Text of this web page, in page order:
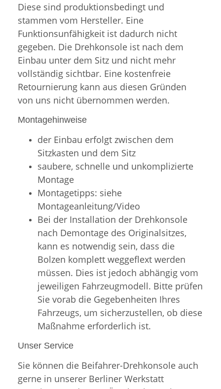
Diese sind produktionsbedingt und
stammen vom Hersteller. Eine
Funktionsunfähigkeit ist dadurch nicht
gegeben. Die Drehkonsole ist nach dem
Einbau unter dem Sitz und nicht mehr
vollständig sichtbar. Eine kostenfreie
Retournierung kann aus diesen Gründen
von uns nicht übernommen werden.
Montagehinweise
der Einbau erfolgt zwischen dem
Sitzkasten und dem Sitz
saubere, schnelle und unkomplizierte
Montage
Montagetipps: siehe
Montageanleitung/Video
Bei der Installation der Drehkonsole
nach Demontage des Originalsitzes,
kann es notwendig sein, dass die
Bolzen komplett weggeflext werden
müssen. Dies ist jedoch abhängig vom
jeweiligen Fahrzeugmodell. Bitte prüfen
Sie vorab die Gegebenheiten Ihres
Fahrzeugs, um sicherzustellen, ob diese
Maßnahme erforderlich ist.
Unser Service
Sie können die Beifahrer-Drehkonsole auch
gerne in unserer Berliner Werkstatt